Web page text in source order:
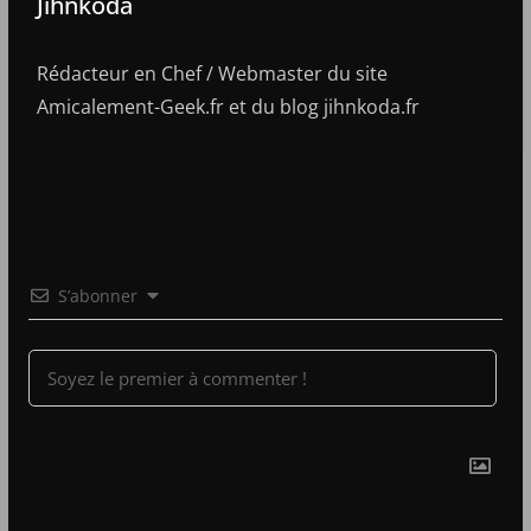
Rédacteur en Chef / Webmaster du site
Amicalement-Geek.fr et du blog jihnkoda.fr
S’abonner